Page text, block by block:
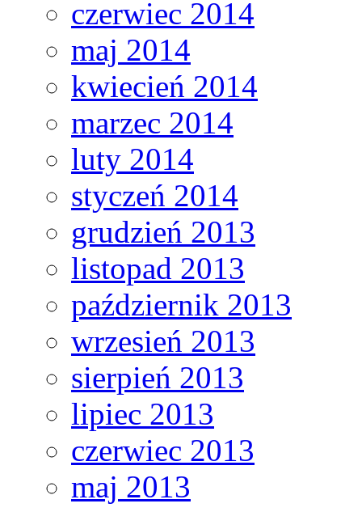
czerwiec 2014
maj 2014
kwiecień 2014
marzec 2014
luty 2014
styczeń 2014
grudzień 2013
listopad 2013
październik 2013
wrzesień 2013
sierpień 2013
lipiec 2013
czerwiec 2013
maj 2013